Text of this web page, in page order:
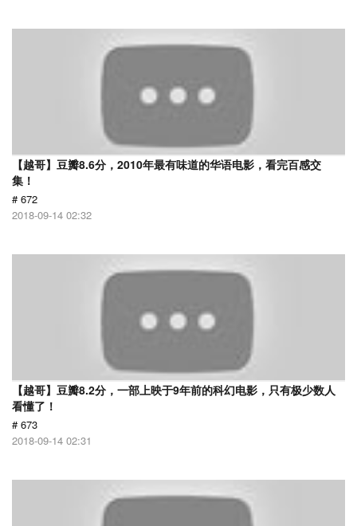
【越哥】豆瓣8.6分，2010年最有味道的华语电影，看完百感交
集！
# 672
2018-09-14 02:32
【越哥】豆瓣8.2分，一部上映于9年前的科幻电影，只有极少数人
看懂了！
# 673
2018-09-14 02:31